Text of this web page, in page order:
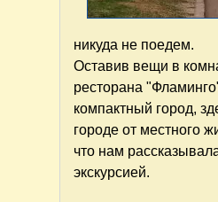
никуда не поедем.
Оставив вещи в
ресторана
компактный город,
городе от местного
что нам
экскурсией.